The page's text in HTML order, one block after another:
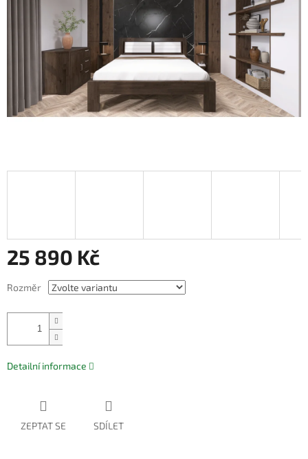
25 890 Kč
cena:
Rozměr
Detailní informace
ZEPTAT SE SDÍLET